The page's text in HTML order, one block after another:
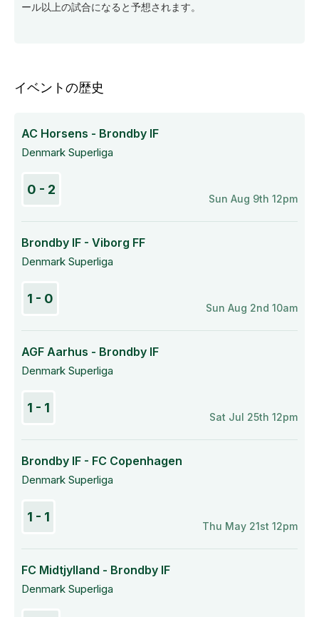
ール以上の試合になると予想されます。
イベントの歴史
AC Horsens - Brondby IF
Denmark Superliga
0 - 2
Sun Aug 9th 12pm
Brondby IF - Viborg FF
Denmark Superliga
1 - 0
Sun Aug 2nd 10am
AGF Aarhus - Brondby IF
Denmark Superliga
1 - 1
Sat Jul 25th 12pm
Brondby IF - FC Copenhagen
Denmark Superliga
1 - 1
Thu May 21st 12pm
FC Midtjylland - Brondby IF
Denmark Superliga